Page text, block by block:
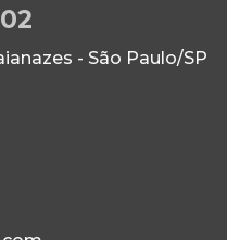
- São Paulo/SP